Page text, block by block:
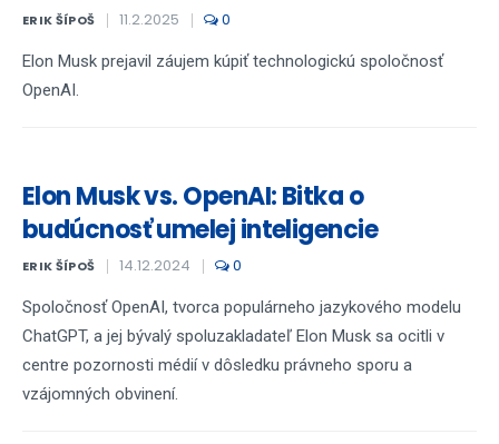
ERIK ŠÍPOŠ 11.2.2025 0
Elon Musk prejavil záujem kúpiť technologickú spoločnosť
OpenAI.
Elon Musk vs. OpenAI: Bitka o
budúcnosť umelej inteligencie
ERIK ŠÍPOŠ 14.12.2024 0
Spoločnosť OpenAI, tvorca populárneho jazykového modelu
ChatGPT, a jej bývalý spoluzakladateľ Elon Musk sa ocitli v
centre pozornosti médií v dôsledku právneho sporu a
vzájomných obvinení.